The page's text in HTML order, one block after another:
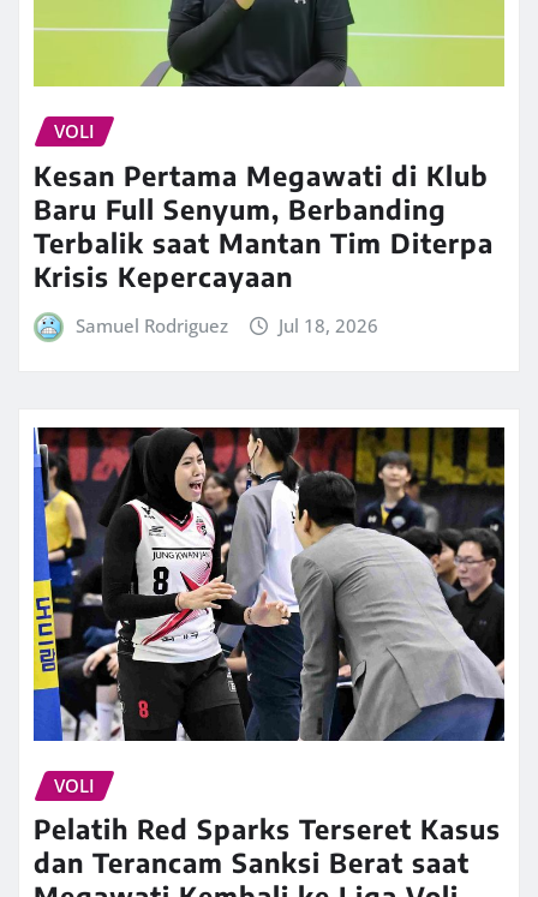
VOLI
Kesan Pertama Megawati di Klub
Baru Full Senyum, Berbanding
Terbalik saat Mantan Tim Diterpa
Krisis Kepercayaan
Samuel Rodriguez Jul 18, 2026
VOLI
Pelatih Red Sparks Terseret Kasus
dan Terancam Sanksi Berat saat